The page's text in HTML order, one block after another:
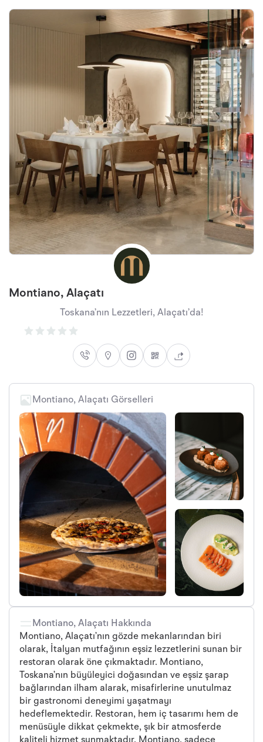
Montiano, Alaçatı
Toskana’nın Lezzetleri, Alaçatı’da!
Montiano, Alaçatı Görselleri
Montiano, Alaçatı Hakkında
Montiano, Alaçatı’nın gözde mekanlarından biri
olarak, İtalyan mutfağının eşsiz lezzetlerini sunan bir
restoran olarak öne çıkmaktadır. Montiano,
Toskana’nın büyüleyici doğasından ve eşsiz şarap
bağlarından ilham alarak, misafirlerine unutulmaz
bir gastronomi deneyimi yaşatmayı
hedeflemektedir. Restoran, hem iç tasarımı hem de
menüsüyle dikkat çekmekte, şık bir atmosferde